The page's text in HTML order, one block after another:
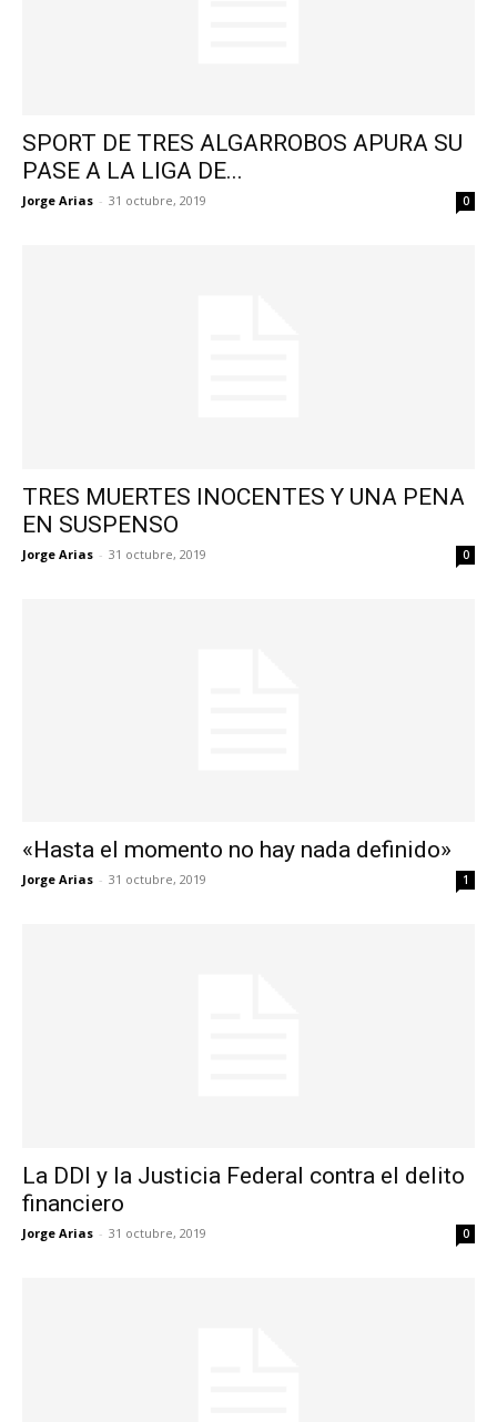
SPORT DE TRES ALGARROBOS APURA SU
PASE A LA LIGA DE...
Jorge Arias - 31 octubre, 2019 0
TRES MUERTES INOCENTES Y UNA PENA
EN SUSPENSO
Jorge Arias - 31 octubre, 2019 0
«Hasta el momento no hay nada definido»
Jorge Arias - 31 octubre, 2019 1
La DDI y la Justicia Federal contra el delito
financiero
Jorge Arias - 31 octubre, 2019 0